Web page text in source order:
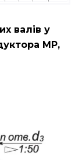
валів у
МР,